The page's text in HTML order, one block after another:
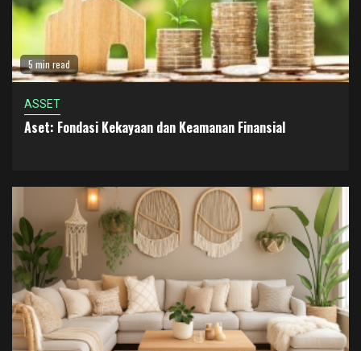
5 min read
ASSET
Aset: Fondasi Kekayaan dan Keamanan Finansial